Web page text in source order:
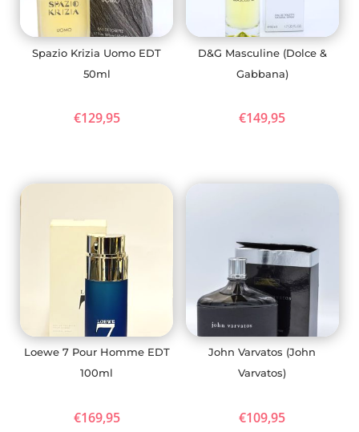
Spazio Krizia Uomo EDT
50ml
€129,95
D&G Masculine (Dolce &
Gabbana)
€149,95
Loewe 7 Pour Homme EDT
100ml
€169,95
John Varvatos (John
Varvatos)
€109,95